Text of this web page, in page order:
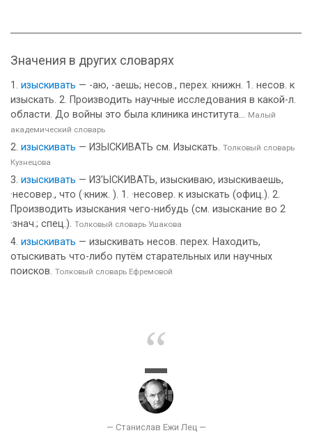
Значения в других словарях
изыскивать — -аю, -аешь; несов., перех. книжн. 1. несов. к
изыскать. 2. Производить научные исследования в какой-л.
области. До войны это была клиника института... Малый
академический словарь
изыскивать — ИЗЫСКИВАТЬ см. Изыскать. Толковый словарь
Кузнецова
изыскивать — ИЗ’ЫСКИВАТЬ, изыскиваю, изыскиваешь,
·несовер., что (·книж. ). 1. ·несовер. к изыскать (офиц.). 2.
Производить изыскания чего-нибудь (см. изыскание во 2
·знач.; спец.). Толковый словарь Ушакова
изыскивать — изыскивать несов. перех. Находить,
отыскивать что-либо путём старательных или научных
поисков. Толковый словарь Ефремовой